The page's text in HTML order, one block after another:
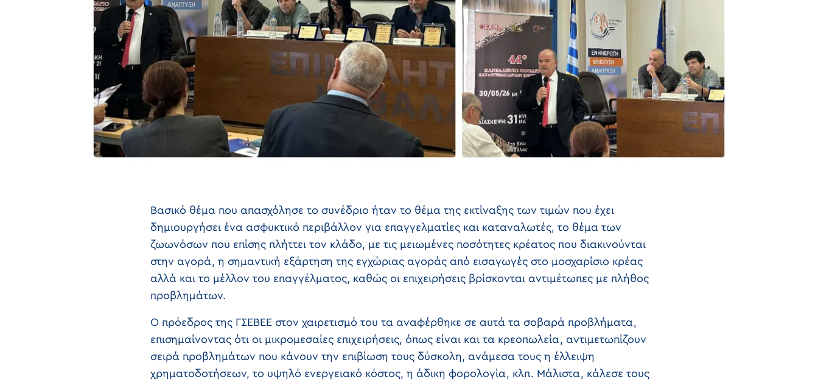
Βασικό θέμα που απασχόλησε το συνέδριο ήταν το θέμα της εκτίναξης των τιμών που έχει
δημιουργήσει ένα ασφυκτικό περιβάλλον για επαγγελματίες και καταναλωτές, το θέμα των
ζωωνόσων που επίσης πλήττει τον κλάδο, με τις μειωμένες ποσότητες κρέατος που διακινούνται
στην αγορά, η σημαντική εξάρτηση της εγχώριας αγοράς από εισαγωγές στο μοσχαρίσιο κρέας
αλλά και το μέλλον του επαγγέλματος, καθώς οι επιχειρήσεις βρίσκονται αντιμέτωπες με πλήθος
προβλημάτων.
Ο πρόεδρος της ΓΣΕΒΕΕ στον χαιρετισμό του τα αναφέρθηκε σε αυτά τα σοβαρά προβλήματα,
επισημαίνοντας ότι οι μικρομεσαίες επιχειρήσεις, όπως είναι και τα κρεοπωλεία, αντιμετωπίζουν
σειρά προβλημάτων που κάνουν την επιβίωση τους δύσκολη, ανάμεσα τους η έλλειψη
χρηματοδοτήσεων, το υψηλό ενεργειακό κόστος, η άδικη φορολογία, κλπ. Μάλιστα, κάλεσε τους